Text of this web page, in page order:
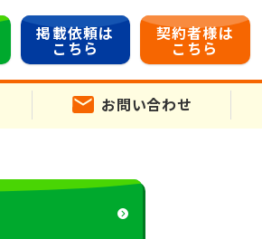
掲載依頼は
こちら
契約者様は
こちら
お問い合わせ